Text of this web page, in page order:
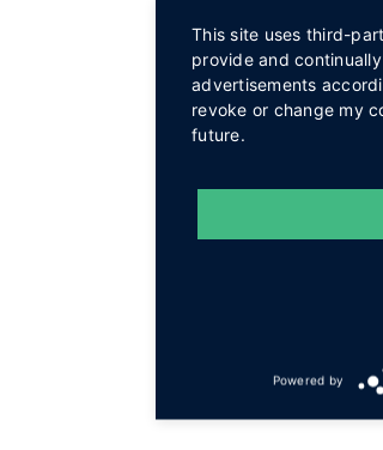
This site uses third-
provide and
advertisements
revoke or change my
future.
Powered by